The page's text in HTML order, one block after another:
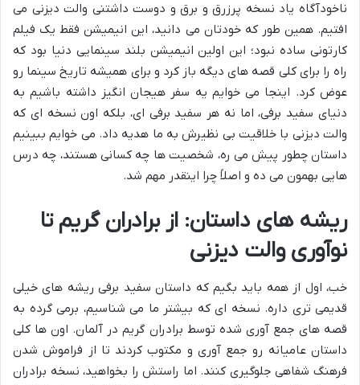
ناخودآگاه یاد نسخه پرزرق و برق و دوست داشتنی والت دیزنی می
افتیم. همین طور که خودتان می دانید، این انیمیشن فقط یک فیلم
کارتونی ساده نبود؛ این اولین انیمیشن بلند سینمایی دنیا بود که
راه را برای کلی قصه های دیگه باز کرد و برای همیشه تاریخ سینما رو
عوض کرد. اینجا می خوایم یه سفر هیجان انگیز داشته باشیم به
دنیای سفید برفی، اما نه هر سفید برفی ای، بلکه اون نسخه ای که
والت دیزنی با خلاقیت بی نظیرش به ما هدیه داد. می خوایم ببینیم
داستان چطور پیش می ره، شخصیت ها چه کسانی هستند، چه درس
هایی بهمون می ده و اصلاً چرا اینقدر مهم شد.
ریشه های داستان: از برادران گریم تا
نوآوری والت دیزنی
خب، اول از همه باید بگیم که داستان سفید برفی ریشه های خیلی
قدیمی تری داره. نسخه ای که بیشتر ما می شناسیم، برمی گرده به
قصه های جمع آوری شده توسط برادران گریم در آلمان. اون ها کلی
داستان عامیانه رو جمع آوری و مکتوب کردند تا از فراموش شدن
فرهنگ شفاهی جلوگیری کنند. اما راستش را بخواهید، نسخه برادران